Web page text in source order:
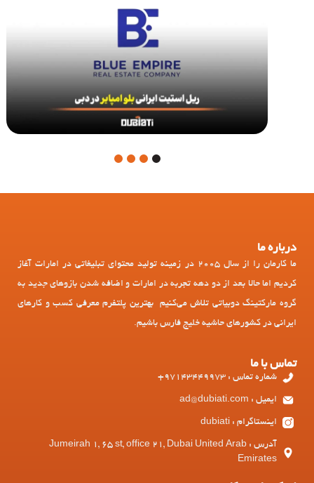
1
درباره ما
ما کارمان را از سال 2005 در زمینه تولید محتوای تبلیغاتی در امارات آغاز
کردیم اما حالا بعد از دو دهه تجربه در امارات و اضافه شدن بازوهای جدید به
گروه مارکتینگ دوبیاتی تلاش می‌کنیم بهترین پلتفرم معرفی کسب و کارهای
ایرانی در کشورهای حاشیه خلیج فارس باشیم.
تماس با ما
شماره تماس : 97143449973+
ایمیل : ad@dubiati.com
اینستاگرام : dubiati
آدرس : Jumeirah 1, 65 st, office 21, Dubai United Arab
Emirates